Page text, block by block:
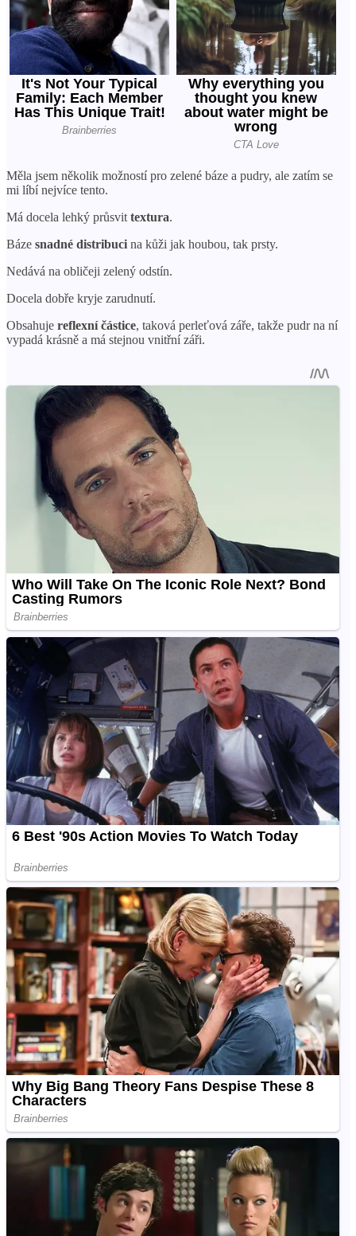
Měla jsem několik možností pro zelené báze a pudry, ale zatím se
mi líbí nejvíce tento.
Má docela lehký průsvit textura.
Báze snadné distribuci na kůži jak houbou, tak prsty.
Nedává na obličeji zelený odstín.
Docela dobře kryje zarudnutí.
Obsahuje reflexní částice, taková perleťová záře, takže pudr na ní
vypadá krásně a má stejnou vnitřní záři.